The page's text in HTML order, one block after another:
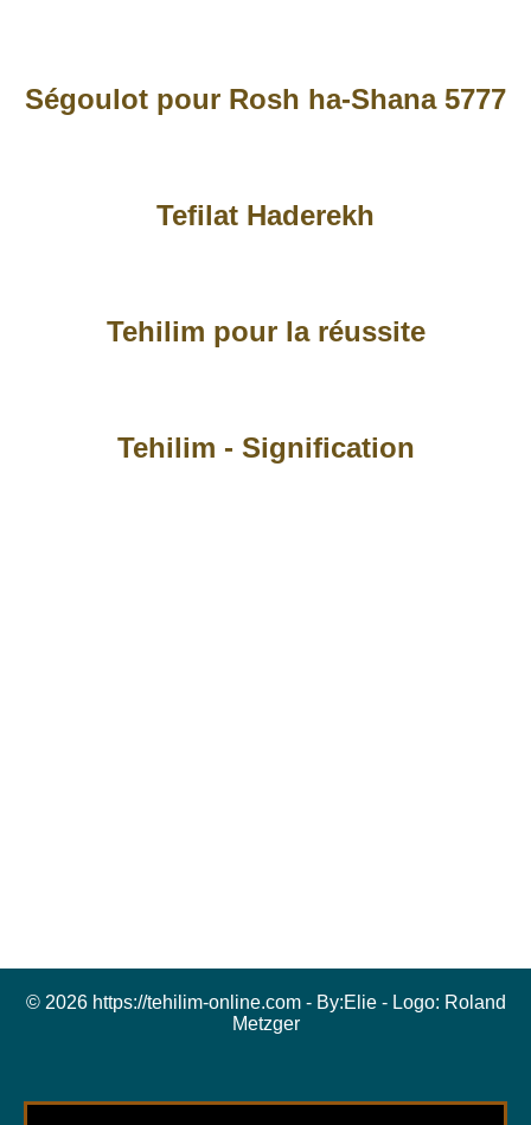
Ségoulot pour Rosh ha-Shana 5777
Tefilat Haderekh
Tehilim pour la réussite
Tehilim - Signification
© 2026 https://tehilim-online.com - By:Elie- Logo: Roland
Metzger